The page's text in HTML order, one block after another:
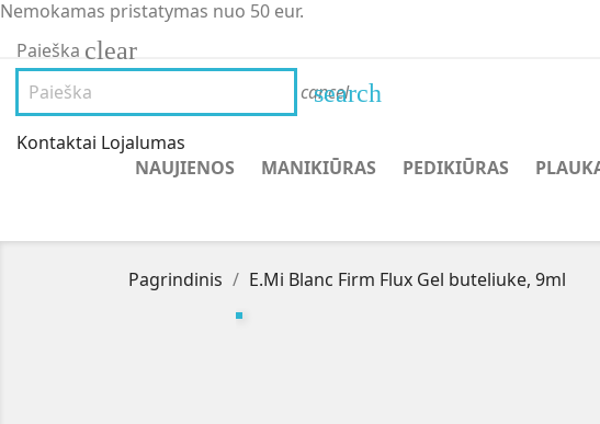
Nemokamas pristatymas nuo 50 eur.
Paieška clear
search
cancel
Kontaktai Lojalumas
NAUJIENOS MANIKIŪRAS PEDIKIŪRAS
Pagrindinis E.Mi Blanc Firm Flux Gel buteliuke, 9ml